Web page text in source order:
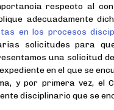
respecto al
adecuadamente
en los procesos
solicitudes para
una solicitud
en el que se
y por primera vez, el
disciplinario que se